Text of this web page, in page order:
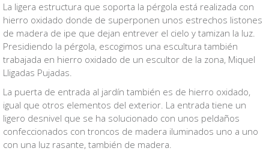
La ligera estructura que soporta la pérgola está realizada con
hierro oxidado donde de superponen unos estrechos listones
de madera de ipe que dejan entrever el cielo y tamizan la luz.
Presidiendo la pérgola, escogimos una escultura también
trabajada en hierro oxidado de un escultor de la zona, Miquel
Lligadas Pujadas.
La puerta de entrada al jardín también es de hierro oxidado,
igual que otros elementos del exterior. La entrada tiene un
ligero desnivel que se ha solucionado con unos peldaños
confeccionados con troncos de madera iluminados uno a uno
con una luz rasante, también de madera.